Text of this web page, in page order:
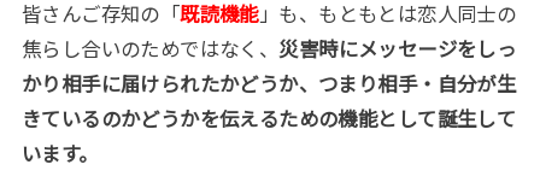
皆さんご存知の「既読機能」も、もともとは恋人同士の
焦らし合いのためではなく、 災害時にメッセージをしっ
かり相手に届けられたかどうか、つまり相手・自分が生
きているのかどうかを伝えるための機能として誕生して
います。